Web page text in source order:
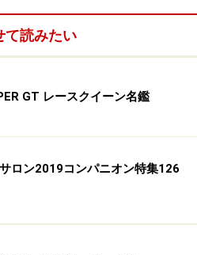
日(月)
ら
演
ーン名鑑
て読みたい
GT レースクイーン名鑑
ロン2019コンパニオン特集126